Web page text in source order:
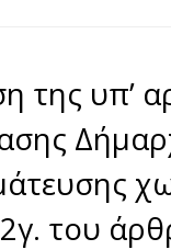
της υπ’
του